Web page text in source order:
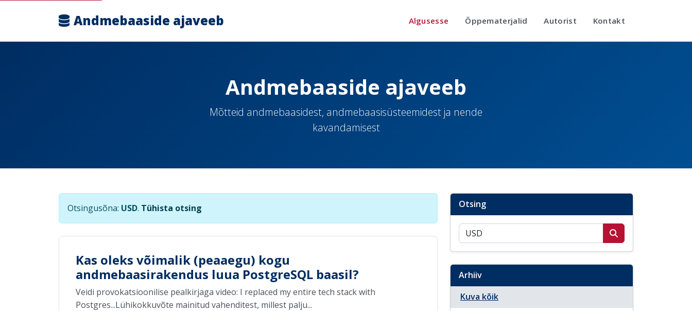
Andmebaaside ajaveeb Algusesse Õppematerjalid Autorist Kontakt
Andmebaaside ajaveeb
Mõtteid andmebaasidest, andmebaasisüsteemidest ja nende
kavandamisest
Otsingusõna: USD. Tühista otsing
Kas oleks võimalik (peaaegu) kogu
andmebaasirakendus luua PostgreSQL baasil?
Veidi provokatsioonilise pealkirjaga video: I replaced my entire tech stack with
Postgres...Lühikokkuvõte mainitud vahenditest, millest palju...
Otsing
Otsi postitusi
Arhiiv
Kuva kõik